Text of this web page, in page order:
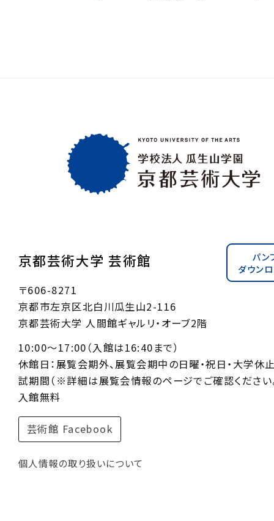
京都芸術大学 芸術館
パン
ダウン
〒606-8271
京都市左京区北白川瓜生山2-116
京都芸術大学 人間館ギャルリ・オーブ2階
10:00〜17:00（入館は16:40まで）
休館日：展覧会期外、展覧会期中の日曜・祝日・大学休
試期間（※詳細は展覧会情報のページでご確認ください
入館無料
芸術館 Facebook
個人情報の取り扱いについて